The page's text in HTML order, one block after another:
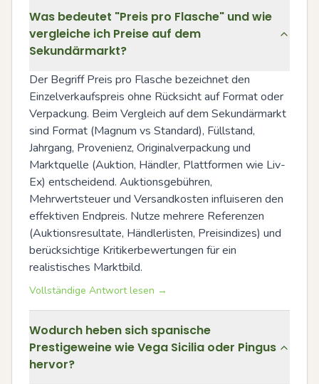
Was bedeutet "Preis pro Flasche" und wie
vergleiche ich Preise auf dem
Sekundärmarkt?
Der Begriff Preis pro Flasche bezeichnet den
Einzelverkaufspreis ohne Rücksicht auf Format oder
Verpackung. Beim Vergleich auf dem Sekundärmarkt
sind Format (Magnum vs Standard), Füllstand,
Jahrgang, Provenienz, Originalverpackung und
Marktquelle (Auktion, Händler, Plattformen wie Liv-
Ex) entscheidend. Auktionsgebühren,
Mehrwertsteuer und Versandkosten influiseren den
effektiven Endpreis. Nutze mehrere Referenzen
(Auktionsresultate, Händlerlisten, Preisindizes) und
berücksichtige Kritikerbewertungen für ein
realistisches Marktbild.
Vollständige Antwort lesen →
Wodurch heben sich spanische
Prestigeweine wie Vega Sicilia oder Pingus
hervor?